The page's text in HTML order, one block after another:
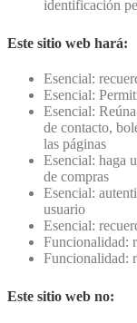
identificación
Este sitio web hará:
Esencial:
Esencial:
Esencial:
de contacto,
las páginas
Esencial: haga
de compras
Esencial:
usuario
Esencial:
Funcionalidad:
Funcionalidad:
Este sitio web no: